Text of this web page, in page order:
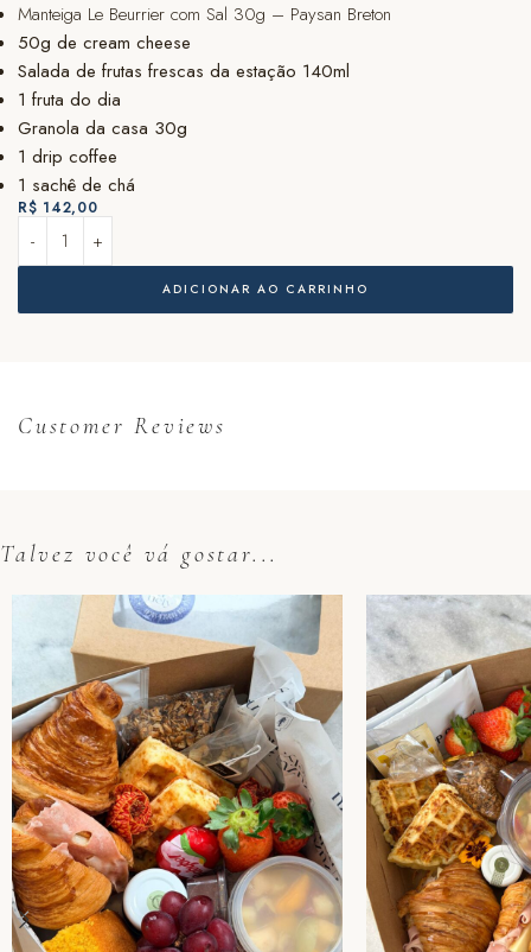
Manteiga Le Beurrier com Sal 30g – Paysan Breton
50g de cream cheese
Salada de frutas frescas da estação 140ml
1 fruta do dia
Granola da casa 30g
1 drip coffee
1 sachê de chá
R$ 142,00
ADICIONAR AO CARRINHO
Customer Reviews
Talvez você vá gostar...